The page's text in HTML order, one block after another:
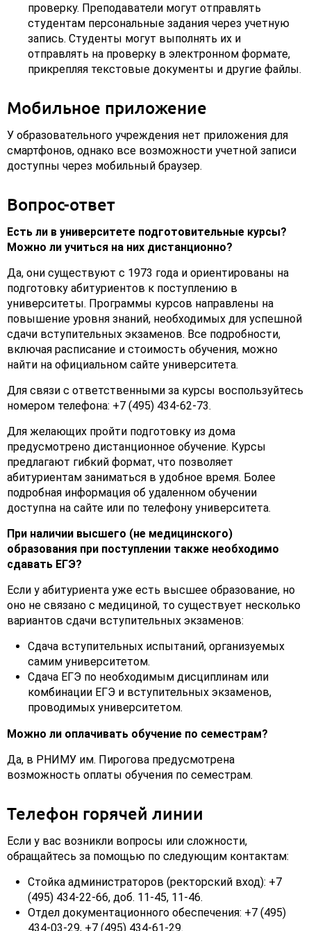
проверку. Преподаватели могут отправлять
студентам персональные задания через учетную
запись. Студенты могут выполнять их и
отправлять на проверку в электронном формате,
прикрепляя текстовые документы и другие файлы.
Мобильное приложение
У образовательного учреждения нет приложения для
смартфонов, однако все возможности учетной записи
доступны через мобильный браузер.
Вопрос-ответ
Есть ли в университете подготовительные курсы?
Можно ли учиться на них дистанционно?
Да, они существуют с 1973 года и ориентированы на
подготовку абитуриентов к поступлению в
университеты. Программы курсов направлены на
повышение уровня знаний, необходимых для успешной
сдачи вступительных экзаменов. Все подробности,
включая расписание и стоимость обучения, можно
найти на официальном сайте университета.
Для связи с ответственными за курсы воспользуйтесь
номером телефона: +7 (495) 434-62-73.
Для желающих пройти подготовку из дома
предусмотрено дистанционное обучение. Курсы
предлагают гибкий формат, что позволяет
абитуриентам заниматься в удобное время. Более
подробная информация об удаленном обучении
доступна на сайте или по телефону университета.
При наличии высшего (не медицинского)
образования при поступлении также необходимо
сдавать ЕГЭ?
Если у абитуриента уже есть высшее образование, но
оно не связано с медициной, то существует несколько
вариантов сдачи вступительных экзаменов:
Сдача вступительных испытаний, организуемых
самим университетом.
Сдача ЕГЭ по необходимым дисциплинам или
комбинации ЕГЭ и вступительных экзаменов,
проводимых университетом.
Можно ли оплачивать обучение по семестрам?
Да, в РНИМУ им. Пирогова предусмотрена
возможность оплаты обучения по семестрам.
Телефон горячей линии
Если у вас возникли вопросы или сложности,
обращайтесь за помощью по следующим контактам:
Стойка администраторов (ректорский вход): +7
(495) 434-22-66, доб. 11-45, 11-46.
Отдел документационного обеспечения: +7 (495)
434-03-29, +7 (495) 434-61-29.